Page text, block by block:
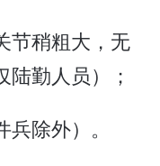
节稍粗大，无
勤人员）；
除外）。